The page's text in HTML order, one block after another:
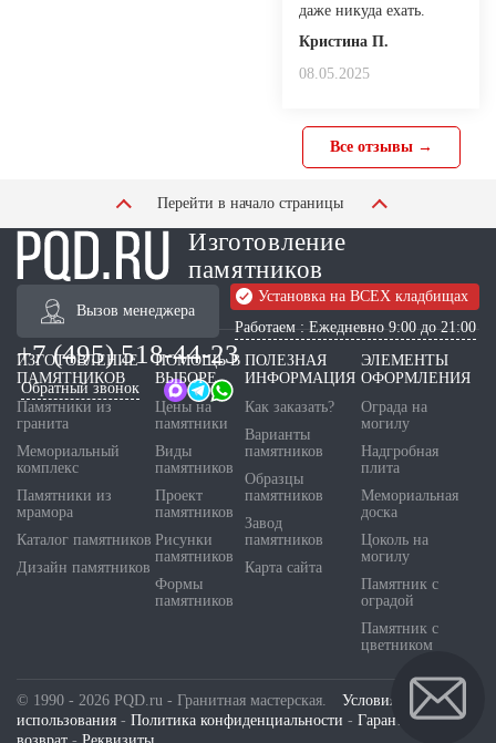
даже никуда ехать.
Кристина П.
08.05.2025
Все отзывы →
Перейти в начало страницы
Изготовление
памятников
Вызов менеджера
Установка на ВСЕХ кладбищах
Работаем : Ежедневно 9:00 до 21:00
+7 (495) 518-44-23
Обратный звонок
ИЗГОТОВЛЕНИЕ
ПАМЯТНИКОВ
Памятники из
гранита
Мемориальный
комплекс
Памятники из
мрамора
Каталог памятников
Дизайн памятников
ПОМОЩЬ В
ВЫБОРЕ
Цены на
памятники
Виды
памятников
Проект
памятников
Рисунки
памятников
Формы
памятников
ПОЛЕЗНАЯ
ИНФОРМАЦИЯ
Как заказать?
Варианты
памятников
Образцы
памятников
Завод
памятников
Карта сайта
ЭЛЕМЕНТЫ
ОФОРМЛЕНИЯ
Ограда на
могилу
Надгробная
плита
Мемориальная
доска
Цоколь на
могилу
Памятник с
оградой
Памятник с
цветником
© 1990 - 2026 PQD.ru - Гранитная мастерская. Условия
использования - Политика конфиденциальности - Гарантия и